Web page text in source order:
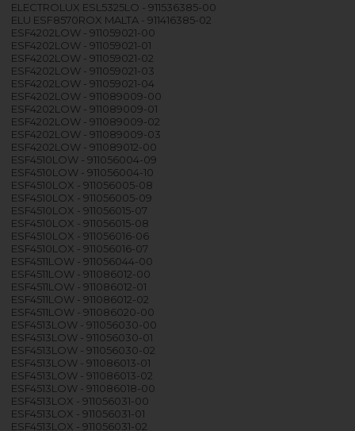
ELECTROLUX ESL5325LO - 911536385-00
ELU ESF8570ROX MALTA - 911416385-02
ESF4202LOW - 911059021-00
ESF4202LOW - 911059021-01
ESF4202LOW - 911059021-02
ESF4202LOW - 911059021-03
ESF4202LOW - 911059021-04
ESF4202LOW - 911089009-00
ESF4202LOW - 911089009-01
ESF4202LOW - 911089009-02
ESF4202LOW - 911089009-03
ESF4202LOW - 911089012-00
ESF4510LOW - 911056004-09
ESF4510LOW - 911056004-10
ESF4510LOX - 911056005-08
ESF4510LOX - 911056005-09
ESF4510LOX - 911056015-07
ESF4510LOX - 911056015-08
ESF4510LOX - 911056016-06
ESF4510LOX - 911056016-07
ESF4511LOW - 911056044-00
ESF4511LOW - 911086012-00
ESF4511LOW - 911086012-01
ESF4511LOW - 911086012-02
ESF4511LOW - 911086020-00
ESF4513LOW - 911056030-00
ESF4513LOW - 911056030-01
ESF4513LOW - 911056030-02
ESF4513LOW - 911086013-01
ESF4513LOW - 911086013-02
ESF4513LOW - 911086018-00
ESF4513LOX - 911056031-00
ESF4513LOX - 911056031-01
ESF4513LOX - 911056031-02